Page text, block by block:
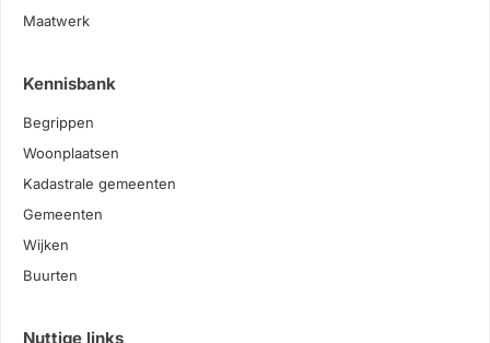
Maatwerk
Kennisbank
Begrippen
Woonplaatsen
Kadastrale gemeenten
Gemeenten
Wijken
Buurten
Nuttige links